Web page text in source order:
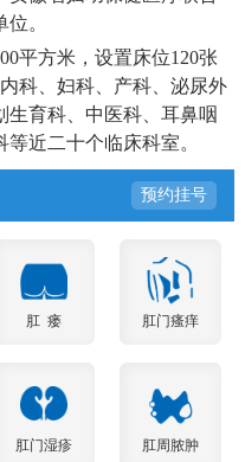
。
平方米，设置床位120张
科、妇科、产科、泌尿外
生育科、中医科、耳鼻咽
近二十个临床科室。
预约挂号
肛 瘘 肛门瘙痒
肛门湿疹 肛周脓肿